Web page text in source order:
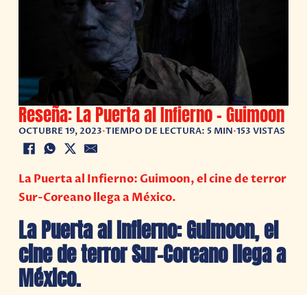
Reseña: La Puerta al Infierno – Guimoon
OCTUBRE 19, 2023•TIEMPO DE LECTURA: 5 MIN•153 VISTAS
La Puerta al Infierno: Guimoon, el cine de terror
Sur-Coreano llega a México.
La Puerta al Infierno: Guimoon, el
cine de terror Sur-Coreano llega a
México.